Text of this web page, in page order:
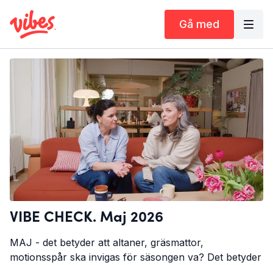
Gå med
VIBE CHECK. Maj 2026
MAJ - det betyder att altaner, gräsmattor,
motionsspår ska invigas för säsongen va? Det betyder